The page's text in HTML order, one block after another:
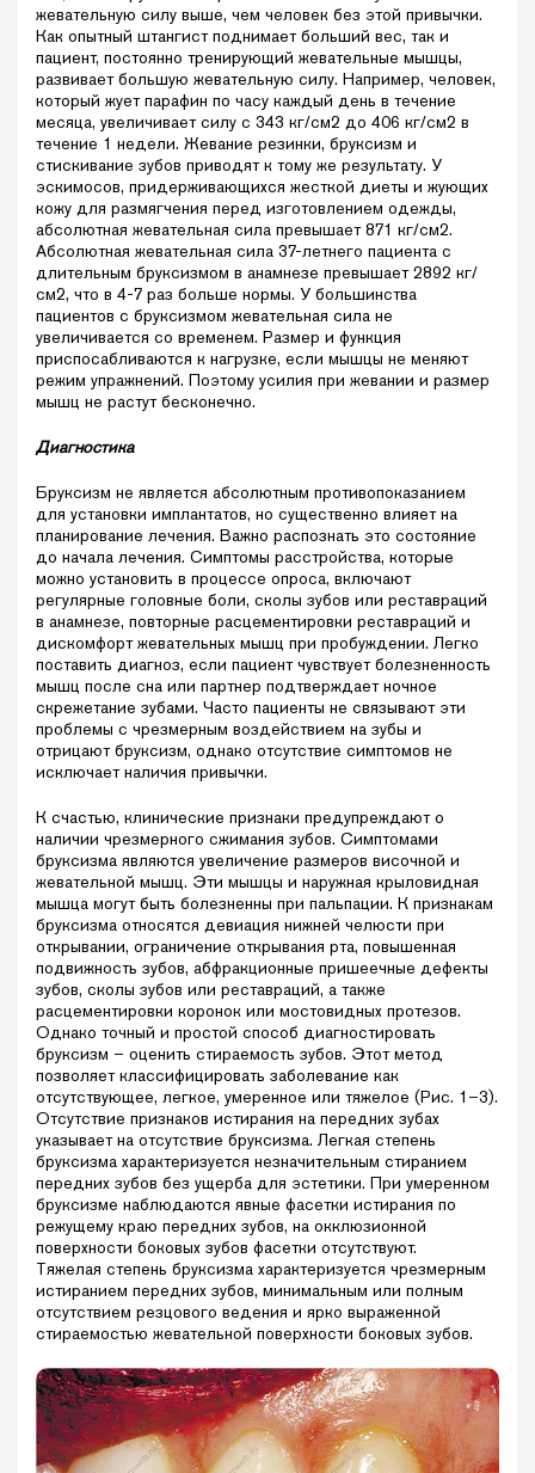
жевательную силу выше, чем человек без этой привычки.
Как опытный штангист поднимает больший вес, так и
пациент, постоянно тренирующий жевательные мышцы,
развивает большую жевательную силу. Например, человек,
который жует парафин по часу каждый день в течение
месяца, увеличивает силу с 343 кг/см2 до 406 кг/см2 в
течение 1 недели. Жевание резинки, бруксизм и
стискивание зубов приводят к тому же результату. У
эскимосов, придерживающихся жесткой диеты и жующих
кожу для размягчения перед изготовлением одежды,
абсолютная жевательная сила превышает 871 кг/см2.
Абсолютная жевательная сила 37-летнего пациента с
длительным бруксизмом в анамнезе превышает 2892 кг/
см2, что в 4-7 раз больше нормы. У большинства
пациентов с бруксизмом жевательная сила не
увеличивается со временем. Размер и функция
приспосабливаются к нагрузке, если мышцы не меняют
режим упражнений. Поэтому усилия при жевании и размер
мышц не растут бесконечно.
Диагностика
Бруксизм не является абсолютным противопоказанием
для установки имплантатов, но существенно влияет на
планирование лечения. Важно распознать это состояние
до начала лечения. Симптомы расстройства, которые
можно установить в процессе опроса, включают
регулярные головные боли, сколы зубов или реставраций
в анамнезе, повторные расцементировки реставраций и
дискомфорт жевательных мышц при пробуждении. Легко
поставить диагноз, если пациент чувствует болезненность
мышц после сна или партнер подтверждает ночное
скрежетание зубами. Часто пациенты не связывают эти
проблемы с чрезмерным воздействием на зубы и
отрицают бруксизм, однако отсутствие симптомов не
исключает наличия привычки.
К счастью, клинические признаки предупреждают о
наличии чрезмерного сжимания зубов. Симптомами
бруксизма являются увеличение размеров височной и
жевательной мышц. Эти мышцы и наружная крыловидная
мышца могут быть болезненны при пальпации. К признакам
бруксизма относятся девиация нижней челюсти при
открывании, ограничение открывания рта, повышенная
подвижность зубов, абфракционные пришеечные дефекты
зубов, сколы зубов или реставраций, а также
расцементировки коронок или мостовидных протезов.
Однако точный и простой способ диагностировать
бруксизм – оценить стираемость зубов. Этот метод
позволяет классифицировать заболевание как
отсутствующее, легкое, умеренное или тяжелое (Рис. 1–3).
Отсутствие признаков истирания на передних зубах
указывает на отсутствие бруксизма. Легкая степень
бруксизма характеризуется незначительным стиранием
передних зубов без ущерба для эстетики. При умеренном
бруксизме наблюдаются явные фасетки истирания по
режущему краю передних зубов, на окклюзионной
поверхности боковых зубов фасетки отсутствуют.
Тяжелая степень бруксизма характеризуется чрезмерным
истиранием передних зубов, минимальным или полным
отсутствием резцового ведения и ярко выраженной
стираемостью жевательной поверхности боковых зубов.